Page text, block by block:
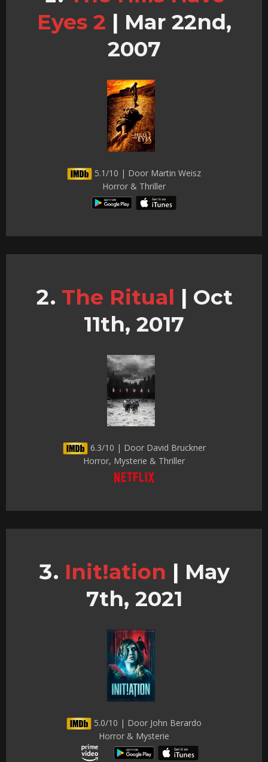
Eyes 2 | Mar 22nd,
2007
5.1/10 | Door Martin Weisz
Horror & Thriller
The Ritual | Oct
11th, 2017
6.3/10 | Door David Bruckner
Horror, Mysterie & Thriller
Init!ation | May
7th, 2021
5.0/10 | Door John Berardo
Horror & Mysterie